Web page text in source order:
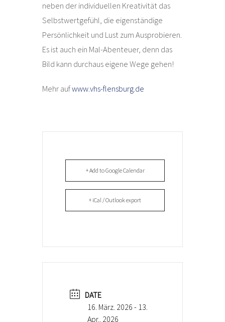
neben der individuellen Kreativität das
Selbstwertgefühl, die eigenständige
Persönlichkeit und Lust zum Ausprobieren.
Es ist auch ein Mal-Abenteuer, denn das
Bild kann durchaus eigene Wege gehen!
Mehr aufwww.vhs-flensburg.de
+ Add to Google Calendar
+ iCal / Outlook export
DATE
16. März. 2026 - 13.
Apr.. 2026